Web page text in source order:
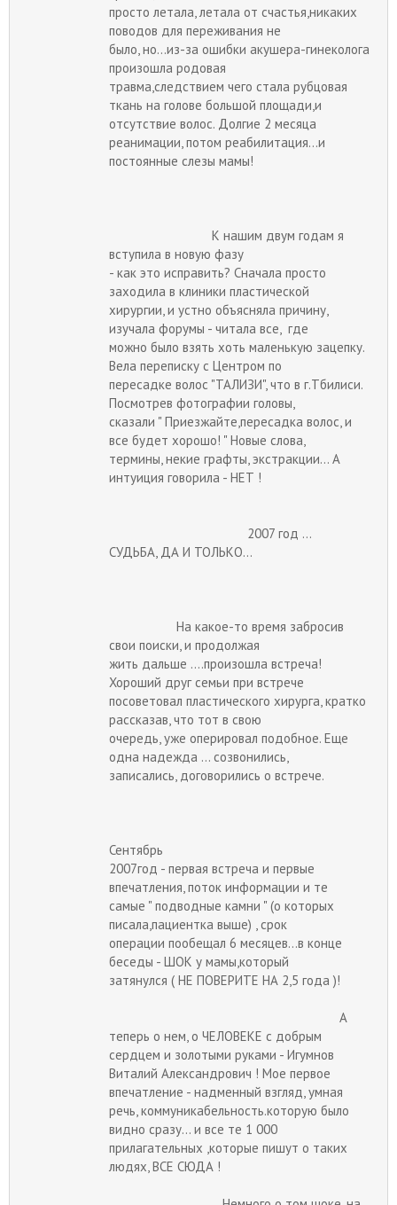
просто летала, летала от счастья,никаких
поводов для переживания не
было, но...из-за ошибки акушера-гинеколога
произошла родовая
травма,следствием чего стала рубцовая
ткань на голове большой площади,и
отсутствие волос. Долгие 2 месяца
реанимации, потом реабилитация...и
постоянные слезы мамы!
К нашим двум годам я
вступила в новую фазу
- как это исправить? Сначала просто
заходила в клиники пластической
хирургии, и устно объясняла причину,
изучала форумы - читала все, где
можно было взять хоть маленькую зацепку.
Вела переписку с Центром по
пересадке волос "ТАЛИЗИ", что в г.Тбилиси.
Посмотрев фотографии головы,
сказали " Приезжайте,пересадка волос, и
все будет хорошо! " Новые слова,
термины, некие графты, экстракции... А
интуиция говорила - НЕТ !
2007 год ...
СУДЬБА, ДА И ТОЛЬКО...
На какое-то время забросив
свои поиски, и продолжая
жить дальше ....произошла встреча!
Хороший друг семьи при встрече
посоветовал пластического хирурга, кратко
рассказав, что тот в свою
очередь, уже оперировал подобное. Еще
одна надежда ... созвонились,
записались, договорились о встрече.
Сентябрь
2007год - первая встреча и первые
впечатления, поток информации и те
самые " подводные камни " (о которых
писала,пациентка выше) , срок
операции пообещал 6 месяцев...в конце
беседы - ШОК у мамы,который
затянулся ( НЕ ПОВЕРИТЕ НА 2,5 года )!
А
теперь о нем, о ЧЕЛОВЕКЕ с добрым
сердцем и золотыми руками - Игумнов
Виталий Александрович ! Мое первое
впечатление - надменный взгляд, умная
речь, коммуникабельность.которую было
видно сразу... и все те 1 000
прилагательных ,которые пишут о таких
людях, ВСЕ СЮДА !